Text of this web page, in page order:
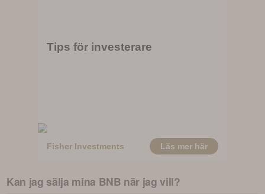
Kan jag sälja mina BNB när jag vill?